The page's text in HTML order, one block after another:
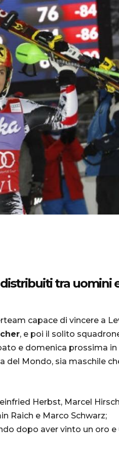
tra uomini
capace di vincere a
, e poi il solito
e domenica prossima in
del Mondo, sia maschile
Herbst, Marcel
Raich e Marco Schwarz;
dopo aver vinto un oro e